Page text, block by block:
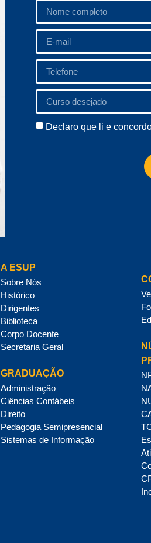
Declaro que li e
A ESUP
Sobre Nós
Histórico
Dirigentes
Biblioteca
Corpo Docente
Secretaria Geral
GRADUAÇÃO
Administração
Ciências Contábeis
Direito
Pedagogia Semipresencial
Sistemas de Informação